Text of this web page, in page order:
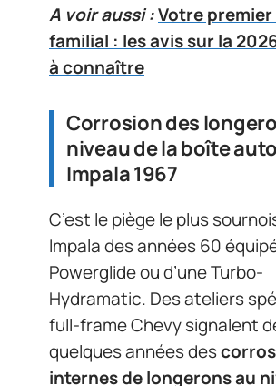
A voir aussi :Votre premier
familial : les avis sur la
à connaître
Corrosion des
niveau de la boîte
Impala 1967
C’est le piège le plus
Impala des années 60
Powerglide ou d’une Turbo-
Hydramatic. Des ateliers
full-frame Chevy signalent
quelques années des
internes de longerons au